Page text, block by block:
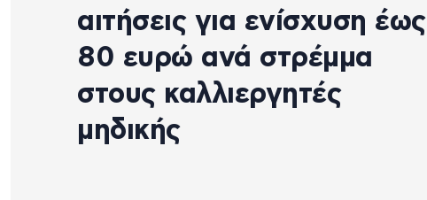
αιτήσεις για ενίσχυση έως
80 ευρώ ανά στρέμμα
στους καλλιεργητές
μηδικής